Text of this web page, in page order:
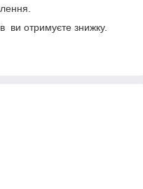
ви отримуєте знижку.